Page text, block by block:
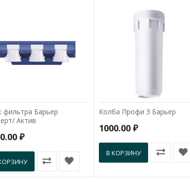
фильтра Барьер
Актив
₽
Колба Профи 3 Барьер
1000.00 ₽
В КОРЗИНУ